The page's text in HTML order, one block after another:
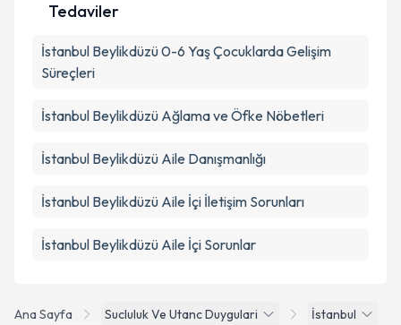
Ana Sayfa Sucluluk Ve Utanc Duygulari
İstanbul
Tedaviler
İstanbul Beylikdüzü 0-6 Yaş Çocuklarda Gelişim
Süreçleri
İstanbul Beylikdüzü Ağlama ve Öfke Nöbetleri
İstanbul Beylikdüzü Aile Danışmanlığı
İstanbul Beylikdüzü Aile İçi İletişim Sorunları
İstanbul Beylikdüzü Aile İçi Sorunlar